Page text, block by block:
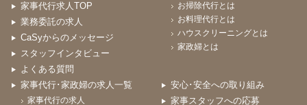
家事代行求人TOP
業務委託の求人
CaSyからのメッセージ
スタッフインタビュー
よくある質問
お掃除代行とは
お料理代行とは
ハウスクリーニングとは
家政婦とは
家事代行･家政婦の求人一覧
家事代行の求人
安心･安全への取り組み
家事スタッフへの応募